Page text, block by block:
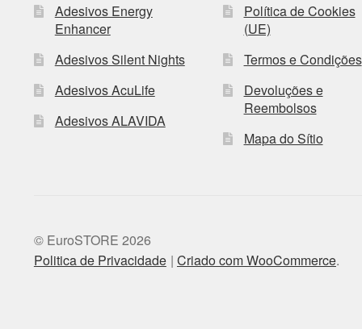
Adesivos Energy
Enhancer
Adesivos Silent Nights
Adesivos AcuLife
Adesivos ALAVIDA
Política de Cookies
(UE)
Termos e Condições
Devoluções e
Reembolsos
Mapa do Sítio
© EuroSTORE 2026
Politica de Privacidade Criado com WooCommerce.